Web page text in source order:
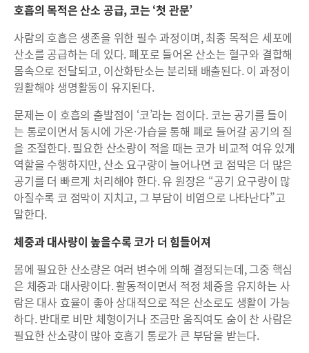
호흡의 목적은 산소 공급, 코는 ‘첫 관문’
사람의 호흡은 생존을 위한 필수 과정이며, 최종 목적은 세포에
산소를 공급하는 데 있다. 폐포로 들어온 산소는 혈구와 결합해
몸속으로 전달되고, 이산화탄소는 분리돼 배출된다. 이 과정이
원활해야 생명활동이 유지된다.
문제는 이 호흡의 출발점이 ‘코’라는 점이다. 코는 공기를 들이
는 통로이면서 동시에 가온·가습을 통해 폐로 들어갈 공기의 질
을 조절한다. 필요한 산소량이 적을 때는 코가 비교적 여유 있게
역할을 수행하지만, 산소 요구량이 늘어나면 코 점막은 더 많은
공기를 더 빠르게 처리해야 한다. 유 원장은 “공기 요구량이 많
아질수록 코 점막이 지치고, 그 부담이 비염으로 나타난다”고
말한다.
체중과 대사량이 높을수록 코가 더 힘들어져
몸에 필요한 산소량은 여러 변수에 의해 결정되는데, 그중 핵심
은 체중과 대사량이다. 활동적이면서 적정 체중을 유지하는 사
람은 대사 효율이 좋아 상대적으로 적은 산소로도 생활이 가능
하다. 반대로 비만 체형이거나 조금만 움직여도 숨이 찬 사람은
필요한 산소량이 많아 호흡기 통로가 큰 부담을 받는다.